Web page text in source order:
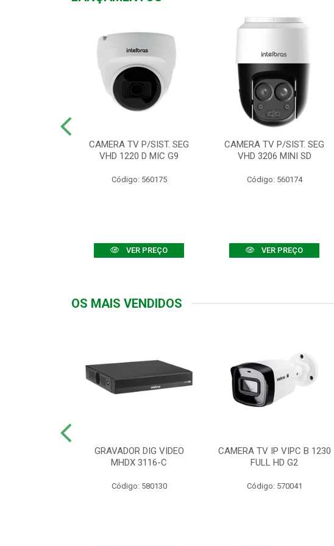
CAMERA TV P/SIST. SEG
VHD 1220 D MIC G9
Código: 560175
VER PREÇO
CAMERA TV P/SIST. SEG
VHD 3206 MINI SD
Código: 560174
VER PREÇO
OS MAIS VENDIDOS
GRAVADOR DIG VIDEO
MHDX 3116-C
Código: 580130
CAMERA TV IP VIPC B 1230
FULL HD G2
Código: 570041